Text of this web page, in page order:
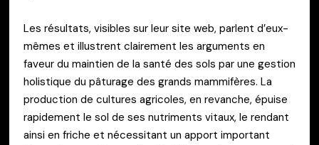
Les résultats, visibles sur leur site web, parlent d’eux-
mêmes et illustrent clairement les arguments en
faveur du maintien de la santé des sols par une gestion
holistique du pâturage des grands mammifères. La
production de cultures agricoles, en revanche, épuise
rapidement le sol de ses nutriments vitaux, le rendant
ainsi en friche et nécessitant un apport important